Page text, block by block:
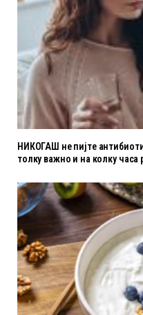
НИКОГАШ не пијте
толку важно и на колку часа